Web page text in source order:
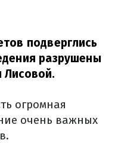
подверглись
разрушены
Лисовой.
огромная
очень важных